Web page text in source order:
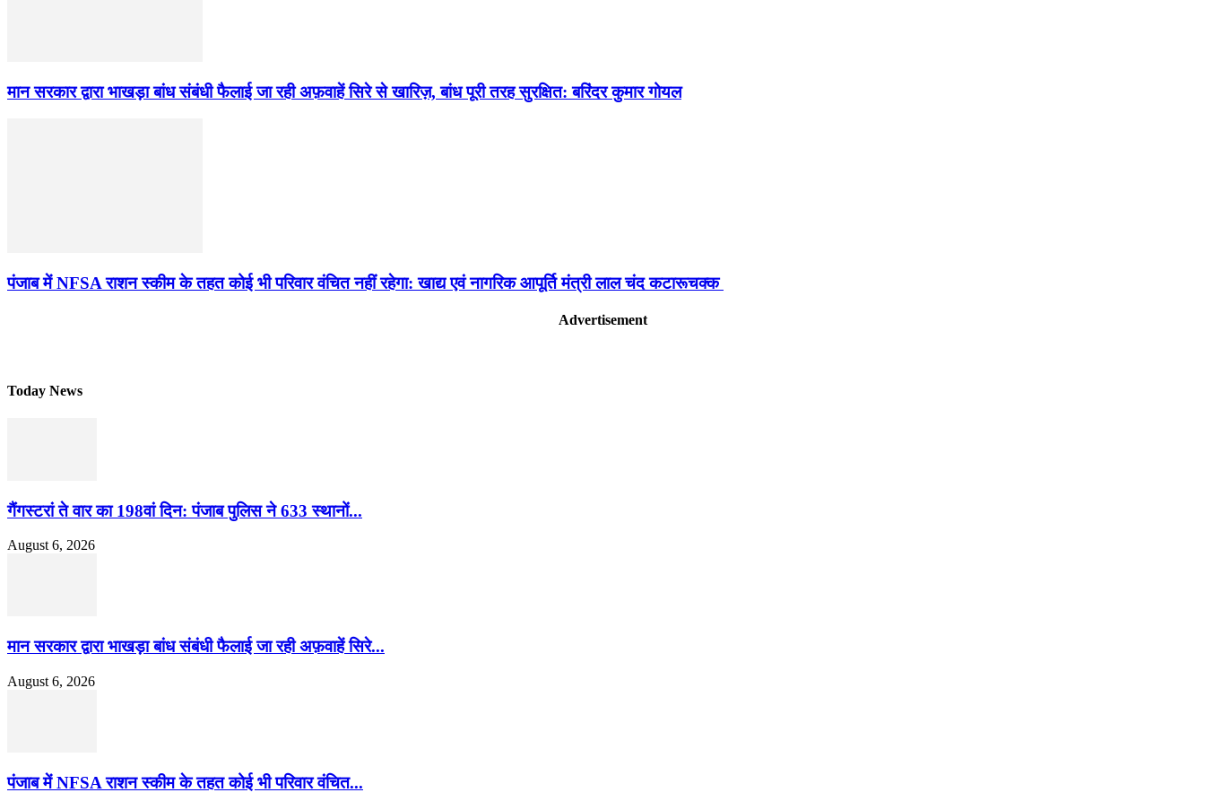
मान सरकार द्वारा भाखड़ा बांध संबंधी फैलाई जा रही अफ़वाहें सिरे से खारिज़, बांध पूरी तरह सुरक्षित: बरिंदर कुमार गोयल
पंजाब में NFSA राशन स्कीम के तहत कोई भी परिवार वंचित नहीं रहेगा: खाद्य एवं नागरिक आपूर्ति मंत्री लाल चंद कटारूचक्क
Advertisement
Today News
गैंगस्टरां ते वार का 198वां दिन: पंजाब पुलिस ने 633 स्थानों...
August 6, 2026
मान सरकार द्वारा भाखड़ा बांध संबंधी फैलाई जा रही अफ़वाहें सिरे...
August 6, 2026
पंजाब में NFSA राशन स्कीम के तहत कोई भी परिवार वंचित...